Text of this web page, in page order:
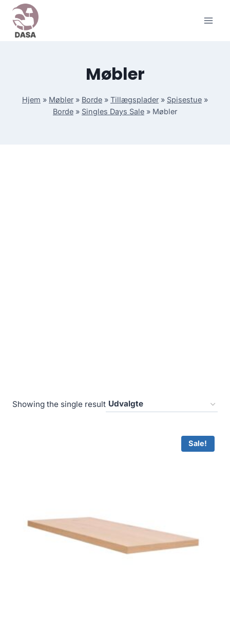
Skip
content
Møbler
Hjem » Møbler » Borde » Tillægsplader » Spisestue »
Borde » Singles Days Sale » Møbler
Showing the single result
Sale!